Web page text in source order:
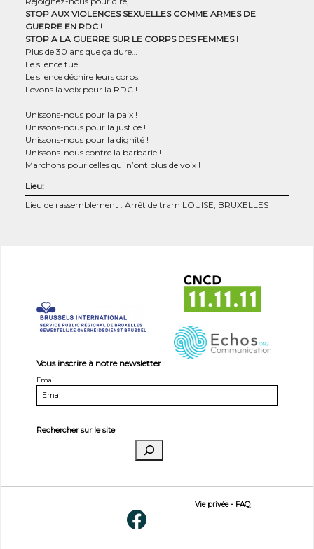
STOP AUX VIOLENCES SEXUELLES COMME ARMES DE
GUERRE EN RDC !
STOP A LA GUERRE SUR LE CORPS DES FEMMES !
Plus de 30 ans que ça dure…
Le silence tue.
Le silence déchire leurs corps.
Levons la voix pour la RDC !
Unis­sons-nous pour la paix !
Unis­sons-nous pour la justice !
Unis­sons-nous pour la dignité !
Unis­sons-nous contre la barbarie !
Mar­chons pour celles qui n’ont plus de voix !
Lieu:
Lieu de rassemblement : Arrêt de tram LOUISE, BRUXELLES
Vous inscrire à notre newsletter
Email
Rechercher sur le site
Vie privée- FAQ